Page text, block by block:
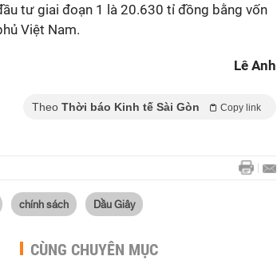
tư giai đoạn 1 là 20.630 tỉ đồng bằng vốn
Việt Nam.
Lê Anh
Theo Thời báo Kinh tế Sài Gòn Copy link
chính sách Dầu Giây
CÙNG CHUYÊN MỤC